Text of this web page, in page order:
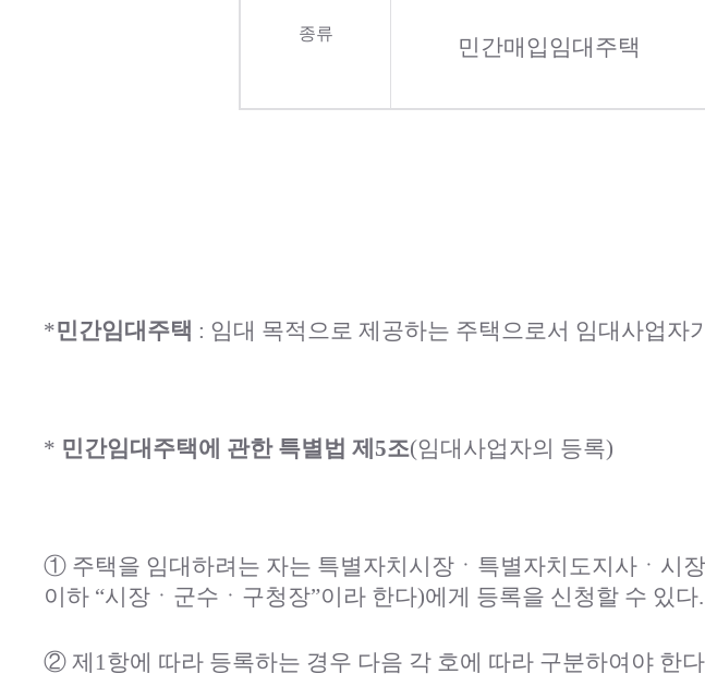
종류 민간매입임대주택
*민간임대주택 : 임대 목적으로 제공하는 주택으로서 임대사업
* 민간임대주택에 관한 특별법 제5조(임대사업자의 등록)
① 주택을 임대하려는 자는 특별자치시장ㆍ특별자치도지사ㆍ시
이하 “시장ㆍ군수ㆍ구청장”이라 한다)에게 등록을 신청할 수 있다.
② 제1항에 따라 등록하는 경우 다음 각 호에 따라 구분하여야 한